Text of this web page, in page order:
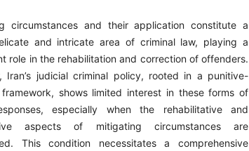
circumstances and their application constitute a
and intricate area of criminal law, playing a
role in the rehabilitation and correction of offenders.
Iran’s judicial criminal policy, rooted in a punitive-
shows limited interest in these forms of
especially when the rehabilitative and
aspects of mitigating circumstances are
This condition necessitates a comprehensive